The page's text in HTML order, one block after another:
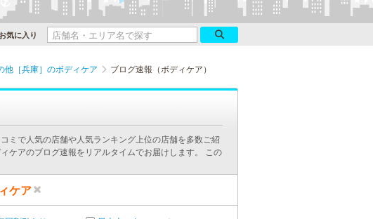
お気に入り
他［兵庫］のボディケア ブログ速報（ボディケア）
ミで人気の店舗や人気ランキング上位の店舗を多数ご紹
ケアのブログ速報をリアルタイムでお届けします。 この
ケア